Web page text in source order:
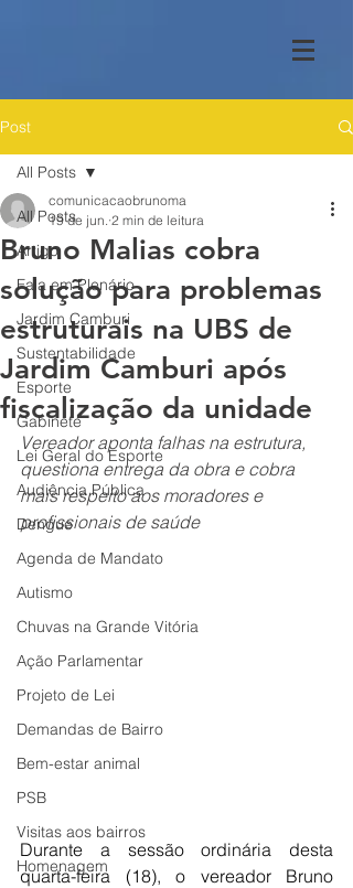
Post
All Posts
Artigo
Fala em Plenário
Jardim Camburi
Sustentabilidade
Esporte
Gabinete
Lei Geral do Esporte
Audiência Pública
Dengue
Agenda de Mandato
Autismo
Chuvas na Grande Vitória
Ação Parlamentar
Projeto de Lei
Demandas de Bairro
Bem-estar animal
PSB
Visitas aos bairros
Homenagem
All Posts
Bruno Malias cobra
solução para problemas
estruturais na UBS de
Jardim Camburi após
fiscalização da unidade
comunicacaobrunoma
19 de jun. 2 min de leitura
Vereador aponta falhas na estrutura,
questiona entrega da obra e cobra
mais respeito aos moradores e
profissionais de saúde
Durante a sessão ordinária desta
quarta-feira (18), o vereador Bruno